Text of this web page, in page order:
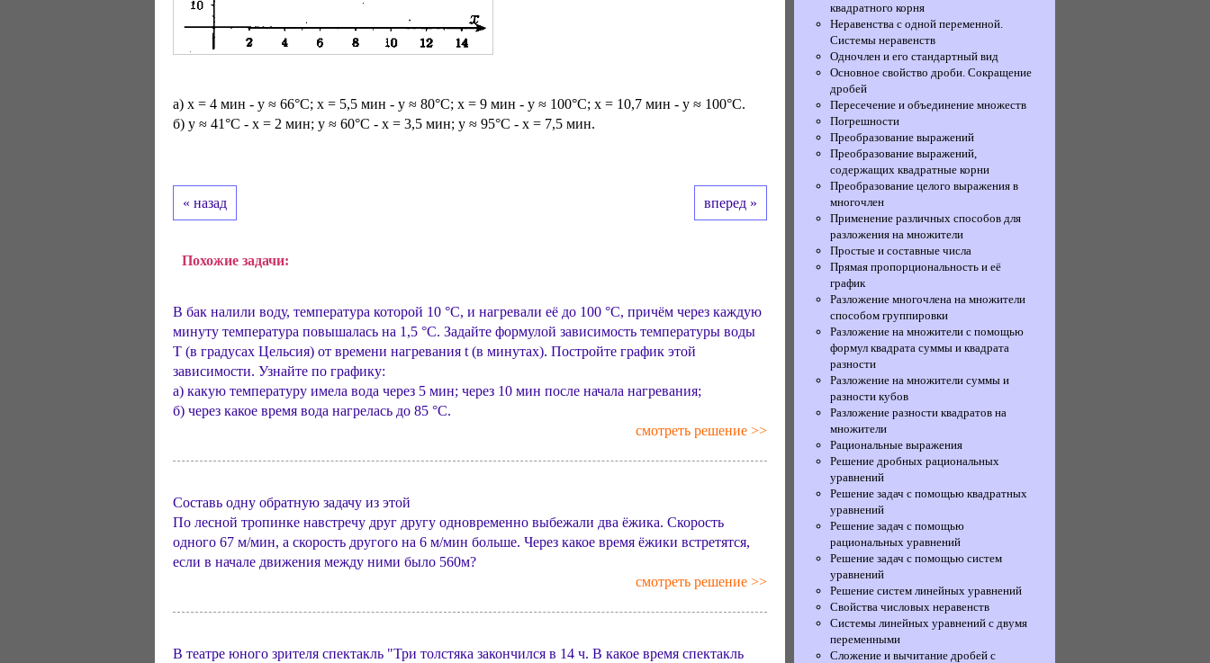
a) x = 4 мин - у ≈ 66°С; x = 5,5 мин - у ≈ 80°С; х = 9 мин - у ≈ 100°С; x = 10,7 мин - у ≈ 100°С.
б) у ≈ 41°С - х = 2 мин; y ≈ 60°С - х = 3,5 мин; y ≈ 95°С - х = 7,5 мин.
« назад вперед »
Похожие задачи:
В бак налили воду, температура которой 10 °С, и нагревали её до 100 °С, причём через каждую
минуту температура повышалась на 1,5 °С. Задайте формулой зависимость температуры воды
Т (в градусах Цельсия) от времени нагревания t (в минутах). Постройте график этой
зависимости. Узнайте по графику:
а) какую температуру имела вода через 5 мин; через 10 мин после начала нагревания;
б) через какое время вода нагрелась до 85 °С.
смотреть решение >>
Составь одну обратную задачу из этой
По лесной тропинке навстречу друг другу одновременно выбежали два ёжика. Скорость
одного 67 м/мин, а скорость другого на 6 м/мин больше. Через какое время ёжики встретятся,
если в начале движения между ними было 560м?
смотреть решение >>
В театре юного зрителя спектакль "Три толстяка закончился в 14 ч. В какое время спектакль
квадратного корня
Неравенства с одной переменной.
Системы неравенств
Одночлен и его стандартный вид
Основное свойство дроби. Сокращение
дробей
Пересечение и объединение множеств
Погрешности
Преобразование выражений
Преобразование выражений,
содержащих квадратные корни
Преобразование целого выражения в
многочлен
Применение различных способов для
разложения на множители
Простые и составные числа
Прямая пропорциональность и её
график
Разложение многочлена на множители
способом группировки
Разложение на множители с помощью
формул квадрата суммы и квадрата
разности
Разложение на множители суммы и
разности кубов
Разложение разности квадратов на
множители
Рациональные выражения
Решение дробных рациональных
уравнений
Решение задач с помощью квадратных
уравнений
Решение задач с помощью
рациональных уравнений
Решение задач с помощью систем
уравнений
Решение систем линейных уравнений
Свойства числовых неравенств
Системы линейных уравнений с двумя
переменными
Сложение и вычитание дробей с